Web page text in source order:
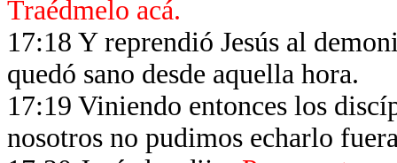
Traédmelo acá.
17:18 Y reprendió Jesús al
quedó sano desde aquella hora.
17:19 Viniendo entonces los
nosotros no pudimos echarlo